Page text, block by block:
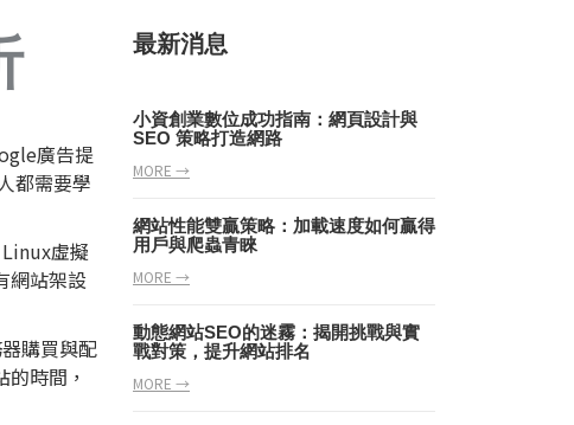
廣告提
都需要學
Linux虛擬
網站架設
購買與配
時間，
最新消息
小資創業數位成功指南：網頁設計與
SEO 策略打造網路
MORE →
網站性能雙贏策略：加載速度如何贏得
用戶與爬蟲青睞
MORE →
動態網站SEO的迷霧：揭開挑戰與實
戰對策，提升網站排名
MORE →